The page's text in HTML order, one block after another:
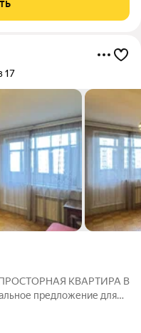
17
КВАРТИРА В
предложение для
1987 года постройки,
всего в 5 минутах